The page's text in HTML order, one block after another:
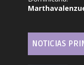
NOTICIAS